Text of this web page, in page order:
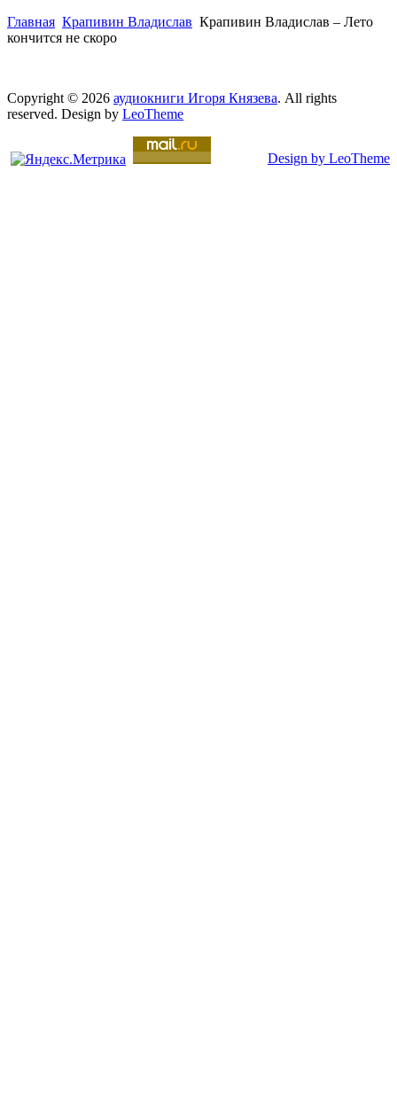
Главная Крапивин Владислав Крапивин Владислав – Лето
кончится не скоро
Copyright © 2026 аудиокниги Игоря Князева. All rights
reserved. Design by LeoTheme
Design by LeoTheme